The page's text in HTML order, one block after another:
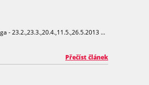
- 23.2.,23.3.,20.4.,11.5.,26.5.2013 ...
Přečíst článek